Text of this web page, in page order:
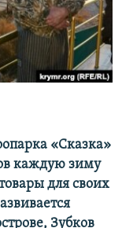
«Сказка»
каждую зиму
для своих
Зубков